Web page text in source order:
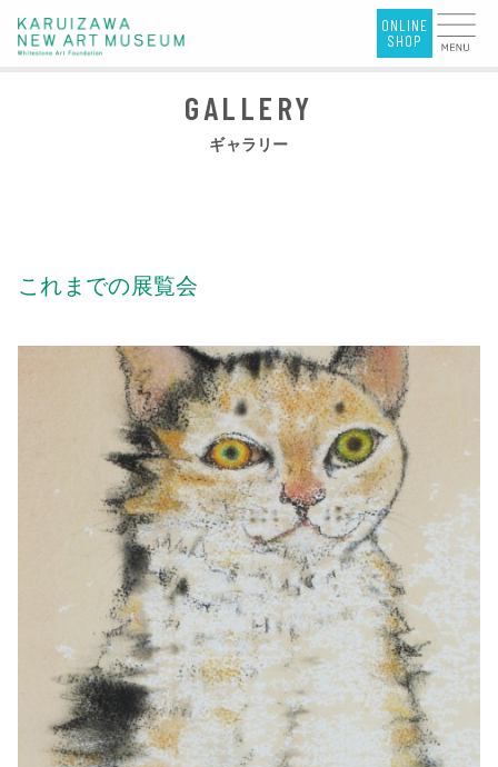
ギャラリー
これまでの展覧会